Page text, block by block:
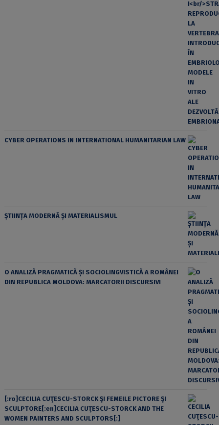
CYBER OPERATIONS IN INTERNATIONAL HUMANITARIAN LAW
ȘTIINȚA MODERNĂ ȘI MATERIALISMUL
O ANALIZĂ PRAGMATICĂ ȘI SOCIOLINGVISTICĂ A ROMÂNEI
DIN REPUBLICA MOLDOVA: MARCATORII DISCURSIVI
[:ro]CECILIA CUŢESCU-STORCK ŞI FEMEILE PICTORE ŞI
SCULPTORE[:en]CECILIA CUŢESCU-STORCK AND THE
WOMEN PAINTERS AND SCULPTORS[:]